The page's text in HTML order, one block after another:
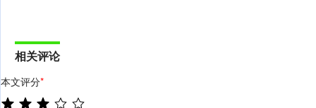
相关评论
本文评分*